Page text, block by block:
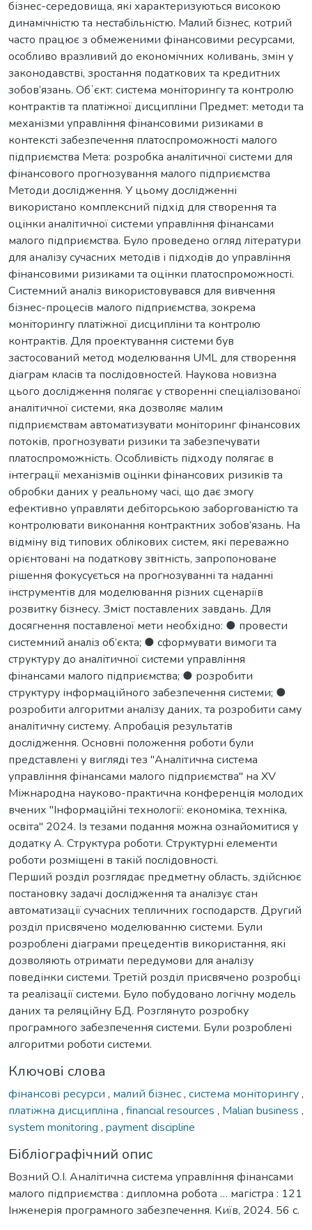
бізнес-середовища, які характеризуються високою
динамічністю та нестабільністю. Малий бізнес, котрий
часто працює з обмеженими фінансовими ресурсами,
особливо вразливий до економічних коливань, змін у
законодавстві, зростання податкових та кредитних
зобов’язань. Обʼєкт: система моніторингу та контролю
контрактів та платіжної дисципліни Предмет: методи та
механізми управління фінансовими ризиками в
контексті забезпечення платоспроможності малого
підприємства Мета: розробка аналітичної системи для
фінансового прогнозування малого підприємства
Методи дослідження. У цьому дослідженні
використано комплексний підхід для створення та
оцінки аналітичної системи управління фінансами
малого підприємства. Було проведено огляд літератури
для аналізу сучасних методів і підходів до управління
фінансовими ризиками та оцінки платоспроможності.
Системний аналіз використовувався для вивчення
бізнес-процесів малого підприємства, зокрема
моніторингу платіжної дисципліни та контролю
контрактів. Для проектування системи був
застосований метод моделювання UML для створення
діаграм класів та послідовностей. Наукова новизна
цього дослідження полягає у створенні спеціалізованої
аналітичної системи, яка дозволяє малим
підприємствам автоматизувати моніторинг фінансових
потоків, прогнозувати ризики та забезпечувати
платоспроможність. Особливість підходу полягає в
інтеграції механізмів оцінки фінансових ризиків та
обробки даних у реальному часі, що дає змогу
ефективно управляти дебіторською заборгованістю та
контролювати виконання контрактних зобов’язань. На
відміну від типових облікових систем, які переважно
орієнтовані на податкову звітність, запропоноване
рішення фокусується на прогнозуванні та наданні
інструментів для моделювання різних сценаріїв
розвитку бізнесу. Зміст поставлених завдань. Для
досягнення поставленої мети необхідно: ● провести
системний аналіз об’єкта; ● сформувати вимоги та
структуру до аналітичної системи управління
фінансами малого підприємства; ● розробити
структуру інформаційного забезпечення системи; ●
розробити алгоритми аналізу даних, та розробити саму
аналітичну систему. Апробація результатів
дослідження. Основні положення роботи були
представлені у вигляді тез "Аналітична система
управління фінансами малого підприємства" на XV
Міжнародна науково-практична конференція молодих
вчених "Інформаційні технології: економіка, техніка,
освіта" 2024. Із тезами подання можна ознайомитися у
додатку А. Структура роботи. Структурні елементи
роботи розміщені в такій послідовності.
Перший розділ розглядає предметну область, здійснює
постановку задачі дослідження та аналізує стан
автоматизації сучасних тепличних господарств. Другий
розділ присвячено моделюванню системи. Були
розроблені діаграми прецедентів використання, які
дозволяють отримати передумови для аналізу
поведінки системи. Третій розділ присвячено розробці
та реалізації системи. Було побудовано логічну модель
даних та реляційну БД. Розглянуто розробку
програмного забезпечення системи. Були розроблені
алгоритми роботи системи.
Ключові слова
фінансові ресурси , малий бізнес, система моніторингу,
платіжна дисципліна , financial resources , Malian business ,
system monitoring , payment discipline
Бібліографічний опис
Возний О.І. Аналітична система управління фінансами
малого підприємства : дипломна робота … магістра : 121
Інженерія програмного забезпечення. Київ, 2024. 56 с.